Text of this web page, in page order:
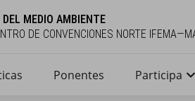
MEDIO AMBIENTE
DE CONVENCIONES NORTE
Ponentes Participa